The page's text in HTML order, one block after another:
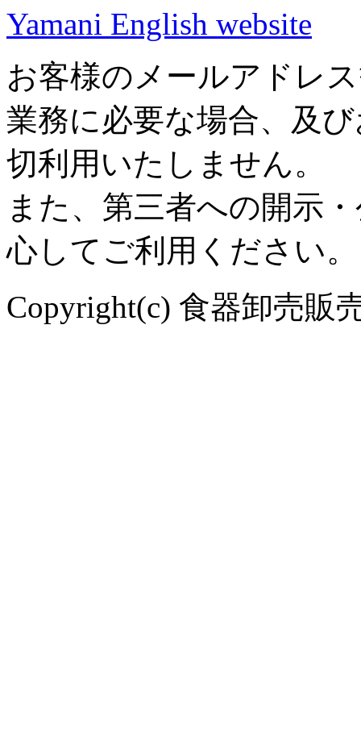
Yamani English website
お客様のメールアドレ
業務に必要な場合、及
切利用いたしません。
また、第三者への開示
心してご利用ください。
Copyright(c) 食器卸売販